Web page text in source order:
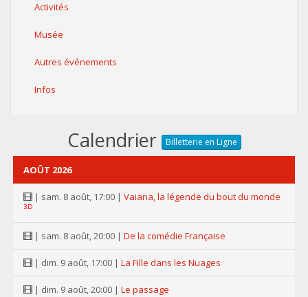
Activités
Musée
Autres événements
Infos
Calendrier Billetterie en Ligne
AOÛT 2026
| sam. 8 août, 17:00 | Vaiana, la légende du bout du monde
3D
| sam. 8 août, 20:00 | De la comédie Française
| dim. 9 août, 17:00 | La Fille dans les Nuages
| dim. 9 août, 20:00 | Le passage